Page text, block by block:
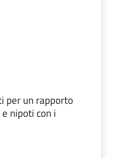
per un rapporto
nipoti con i